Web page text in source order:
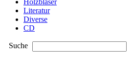
Holzbläser
Literatur
Diverse
CD
Suche